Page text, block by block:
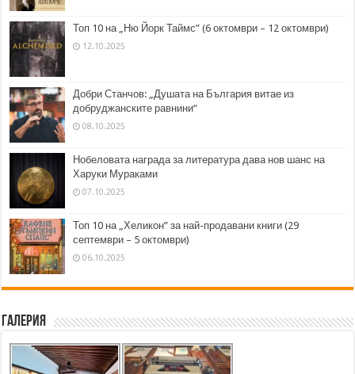
Топ 10 на „Ню Йорк Таймс” (6 октомври – 12 октомври)
12.10.2025
Добри Станчов: „Душата на България витае из
добруджанските равнини“
08.10.2025
Нобеловата награда за литература дава нов шанс на
Харуки Мураками
07.10.2025
Топ 10 на „Хеликон” за най-продавани книги (29
септември – 5 октомври)
06.10.2025
Галерия